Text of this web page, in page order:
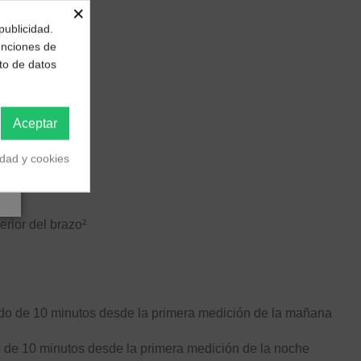
del brazo²
de 10 minutos desde la primera medición de la mañana
10 minutos desde la primera medición de la noche
×
de
de datos
Aceptar
y cookies